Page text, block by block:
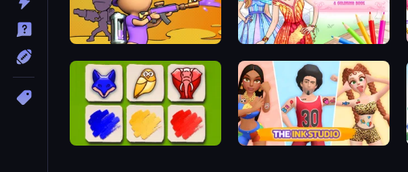
Paint Strike Dress Up Games & Coloring Book
Timberland Arrange Puzzle Game The Ink Studio